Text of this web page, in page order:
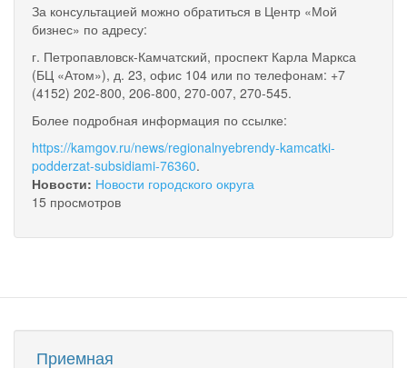
За консультацией можно обратиться в Центр «Мой
бизнес» по адресу:
г. Петропавловск-Камчатский, проспект Карла Маркса
(БЦ «Атом»), д. 23, офис 104 или по телефонам: +7
(4152) 202-800, 206-800, 270-007, 270-545.
Более подробная информация по ссылке:
https://kamgov.ru/news/regionalnyebrendy-kamcatki-
podderzat-subsidiami-76360.
Новости: Новости городского округа
15 просмотров
Приемная